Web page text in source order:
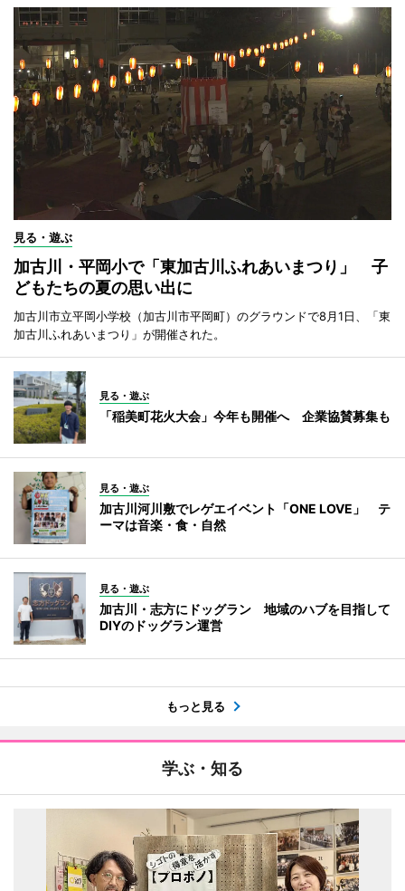
見る・遊ぶ
加古川・平岡小で「東加古川ふれあいまつり」 子
どもたちの夏の思い出に
加古川市立平岡小学校（加古川市平岡町）のグラウンドで8月1日、「東
加古川ふれあいまつり」が開催された。
見る・遊ぶ
「稲美町花火大会」今年も開催へ 企業協賛募集も
見る・遊ぶ
加古川河川敷でレゲエイベント「ONE LOVE」 テ
ーマは音楽・食・自然
見る・遊ぶ
加古川・志方にドッグラン 地域のハブを目指して
DIYのドッグラン運営
もっと見る
学ぶ・知る